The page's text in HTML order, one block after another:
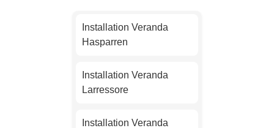
Installation Veranda
Installation Veranda
Installation Veranda
Installation Veranda
Installation Veranda
Hasparren
Installation Veranda
Larressore
Installation Veranda